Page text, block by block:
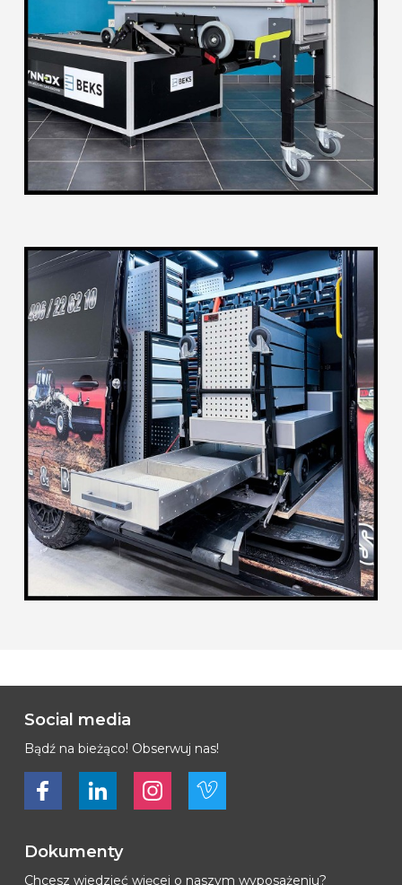
Social media
Bądź na bieżąco! Obserwuj nas!
Bekijk ons op FacebookBekijk ons op LinkedInBekijk ons op LinkedInBekijk ons op Vimeo
Dokumenty
Chcesz wiedzieć więcej o naszym wyposażeniu?